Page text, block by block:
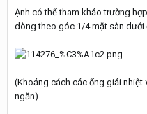
Ạnh có thể tham khảo trường
dòng theo góc 1/4 mặt sàn dưới
(Khoảng cách các ống giải nhiệt
ngăn)